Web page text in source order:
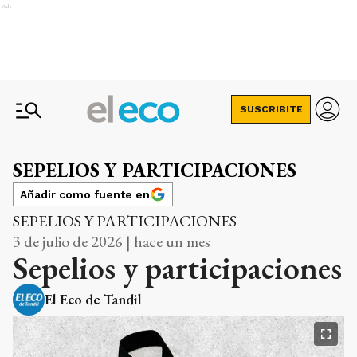
Ads
SUSCRIBITE
SEPELIOS Y PARTICIPACIONES
Añadir como fuente en
SEPELIOS Y PARTICIPACIONES
3 de julio de 2026 | hace un mes
Sepelios y participaciones
El Eco de Tandil